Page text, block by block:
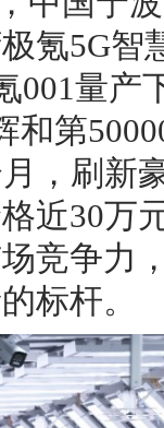
氪5G智
001量产
和第
，刷新
近30万
竞争力
标杆。